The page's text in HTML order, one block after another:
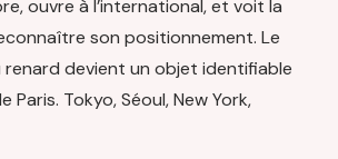
ouvre à l’international, et voit la
son positionnement. Le
devient un objet identifiable
Paris. Tokyo, Séoul, New York,